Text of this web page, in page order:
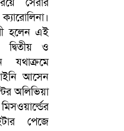
গুঞ্জন
হলেন এই
ও
যথাক্রমে
আসেন
অলিভিয়া
পেজে